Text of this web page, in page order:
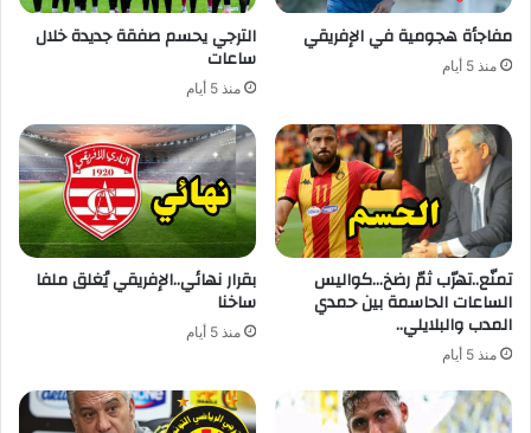
مفاجأة هجومية في الإفريقي
منذ 5 أيام
الترجي يحسم صفقة جديدة خلال
ساعات
منذ 5 أيام
تمنّع..تهرّب ثمّ رضخ…كواليس
الساعات الحاسمة بين حمدي
المدب والبلايلي..
منذ 5 أيام
بقرار نهائي..الإفريقي يُغلق ملفا
ساخنا
منذ 5 أيام